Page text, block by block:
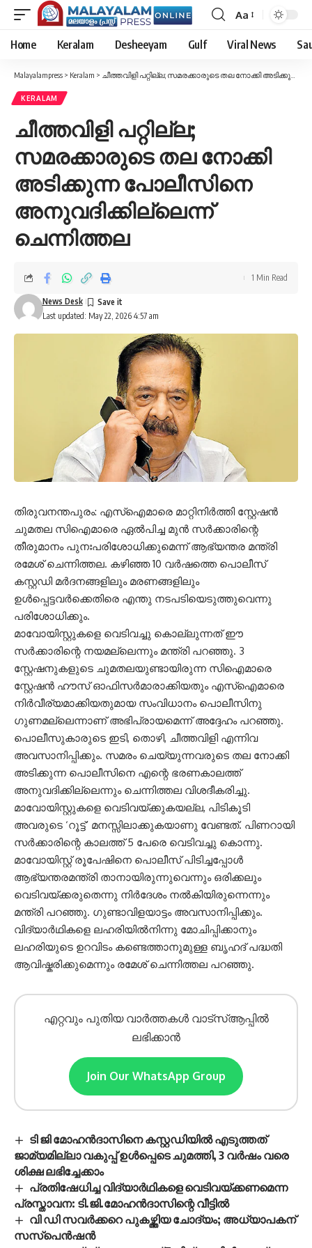
Font
Resizer
Aa
Home Keralam Desheeyam Gulf Viral News
Malayalampress > Keralam > ചീത്തവിളി പറ്റില്ല; സമരക്കാരുടെ തല നോക്കി അടിക്കുന്ന പോലീസിനെ അനുവദിക്കില്ലെന്ന് ചെന്നിത്തല
KERALAM
ചീത്തവിളി പറ്റില്ല;
സമരക്കാരുടെ തല നോക്കി
അടിക്കുന്ന പോലീസിനെ
അനുവദിക്കില്ലെന്ന്
ചെന്നിത്തല
Last updated: May 22, 2026 4:57 am
News Desk
1 Min Read
തിരുവനന്തപുരം: എസ്ഐമാരെ മാറ്റിനിർത്തി സ്റ്റേഷൻ
ചുമതല സിഐമാരെ ഏൽപിച്ച മുൻ സർക്കാരിന്റെ
തീരുമാനം പുനഃപരിശോധിക്കുമെന്ന് ആഭ്യന്തര മന്ത്രി
രമേശ് ചെന്നിത്തല. കഴിഞ്ഞ 10 വർഷത്തെ പൊലീസ്
കസ്റ്റഡി മർദനങ്ങളിലും മരണങ്ങളിലും
ഉൾപ്പെട്ടവർക്കെതിരെ എന്തു നടപടിയെടുത്തുവെന്നു
പരിശോധിക്കും.
മാവോയിസ്റ്റുകളെ വെടിവച്ചു കൊല്ലുന്നത് ഈ
സർക്കാരിന്റെ നയമല്ലെന്നും മന്ത്രി പറഞ്ഞു. 3
സ്റ്റേഷനുകളുടെ ചുമതലയുണ്ടായിരുന്ന സിഐമാരെ
സ്റ്റേഷൻ ഹൗസ് ഓഫിസർമാരാക്കിയതും എസ്ഐമാരെ
നിർവീര്യമാക്കിയതുമായ സംവിധാനം പൊലീസിനു
ഗുണമല്ലെന്നാണ് അഭിപ്രായമെന്ന് അദ്ദേഹം പറഞ്ഞു.
പൊലീസുകാരുടെ ഇടി, തൊഴി, ചീത്തവിളി എന്നിവ
അവസാനിപ്പിക്കും. സമരം ചെയ്യുന്നവരുടെ തല നോക്കി
അടിക്കുന്ന പൊലീസിനെ എന്റെ ഭരണകാലത്ത്
അനുവദിക്കില്ലെന്നും ചെന്നിത്തല വിശദീകരിച്ചു.
മാവോയിസ്റ്റുകളെ വെടിവയ്ക്കുകയല്ല, പിടികൂടി
അവരുടെ ‘റൂട്ട്’ മനസ്സിലാക്കുകയാണു വേണ്ടത്. പിണറായി
സർക്കാരിന്റെ കാലത്ത് 5 പേരെ വെടിവച്ചു കൊന്നു.
മാവോയിസ്റ്റ് രൂപേഷിനെ പൊലീസ് പിടിച്ചപ്പോൾ
ആഭ്യന്തരമന്ത്രി താനായിരുന്നുവെന്നും ഒരിക്കലും
വെടിവയ്ക്കരുതെന്നു നിർദേശം നൽകിയിരുന്നെന്നും
മന്ത്രി പറഞ്ഞു. ഗുണ്ടാവിളയാട്ടം അവസാനിപ്പിക്കും.
വിദ്യാർഥികളെ ലഹരിയിൽനിന്നു മോചിപ്പിക്കാനും
ലഹരിയുടെ ഉറവിടം കണ്ടെത്താനുമുള്ള ബൃഹദ് പദ്ധതി
ആവിഷ്കരിക്കുമെന്നും രമേശ് ചെന്നിത്തല പറഞ്ഞു.
എറ്റവും പുതിയ വാർത്തകൾ വാട്സ്ആപ്പിൽ
ലഭിക്കാൻ
Join Our WhatsApp Group
ടി ജി മോഹൻദാസിനെ കസ്റ്റഡിയിൽ എടുത്തത്
ജാമ്യമില്ലാ വകുപ്പ് ഉൾപ്പെടെ ചുമത്തി, 3 വർഷം വരെ
ശിക്ഷ ലഭിച്ചേക്കാം
പ്രതിഷേധിച്ച വിദ്യാർഥികളെ വെടിവയ്ക്കണമെന്ന
പ്രസ്താവന: ടി.ജി.മോഹൻദാസിന്റെ വീട്ടിൽ
വി ഡി സവര്‍ക്കറെ പുകഴ്ത്തിയ ചോദ്യം; അധ്യാപകന്
സസ്പെന്‍ഷന്‍